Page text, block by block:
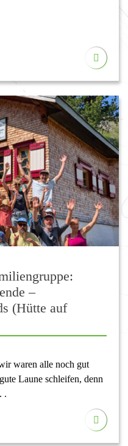
–
(Hütte auf
waren alle noch gut
Laune schleifen, denn
.